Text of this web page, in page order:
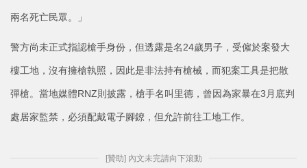
兩名死亡民眾。」
警方尚未正式指認槍手身份，但透露是名24歲男子，受僱於案發大
樓工地，沒有擁槍執照，因此是非法持有槍械，而犯案工具是把散
彈槍。當地媒體RNZ則披露，槍手名叫里德，曾因為家暴在3月底判
處居家監禁，必須配戴電子腳鐐，但允許前往工地工作。
[贊助] 內文未完請向下滾動